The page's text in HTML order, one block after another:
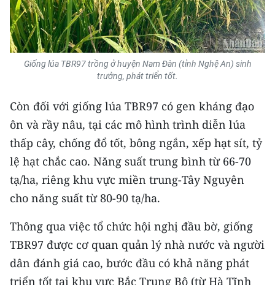
Chuyên trang TP. Hồ Chí Minh
CHUYÊN ĐỀ
CÁC CHUYÊN TRANG
VỀ BÁO NHÂN DÂN
THỜI NAY
NHÂN DÂN CUỐI TUẦN
NHÂN DÂN HẰNG THÁNG
MUA BÁO
ĐỌC BÁO IN
Giống lúa TBR97 trồng ở huyện Nam Đàn (tỉnh Nghệ An) sinh
trưởng, phát triển tốt.
Còn đối với giống lúa TBR97 có gen kháng đạo
ôn và rầy nâu, tại các mô hình trình diễn lúa
thấp cây, chống đổ tốt, bông ngắn, xếp hạt sít, tỷ
lệ hạt chắc cao. Năng suất trung bình từ 66-70
tạ/ha, riêng khu vực miền trung-Tây Nguyên
cho năng suất từ 80-90 tạ/ha.
Thông qua việc tổ chức hội nghị đầu bờ, giống
TBR97 được cơ quan quản lý nhà nước và người
dân đánh giá cao, bước đầu có khả năng phát
triển tốt tại khu vực Bắc Trung Bộ (từ Hà Tĩnh